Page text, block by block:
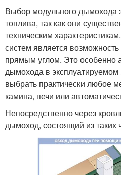
Выбор модульного дымохода
топлива, так как они
техническим
систем является
прямым углом. Это особенно
дымохода в эксплуатируемом
выбрать практически любое
камина, печи или
Непосредственно через
дымоход, состоящий из таких